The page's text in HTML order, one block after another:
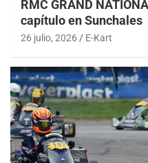
RMC GRAND
capítulo en Sunchales
26 julio, 2026 E-Kart